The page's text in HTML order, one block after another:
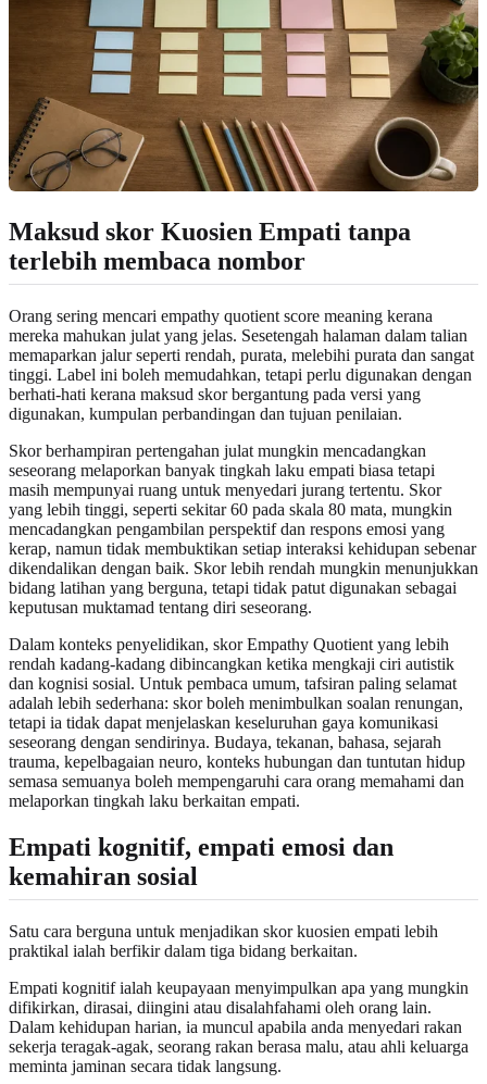
Maksud skor Kuosien Empati tanpa
terlebih membaca nombor
Orang sering mencari empathy quotient score meaning kerana
mereka mahukan julat yang jelas. Sesetengah halaman dalam talian
memaparkan jalur seperti rendah, purata, melebihi purata dan sangat
tinggi. Label ini boleh memudahkan, tetapi perlu digunakan dengan
berhati-hati kerana maksud skor bergantung pada versi yang
digunakan, kumpulan perbandingan dan tujuan penilaian.
Skor berhampiran pertengahan julat mungkin mencadangkan
seseorang melaporkan banyak tingkah laku empati biasa tetapi
masih mempunyai ruang untuk menyedari jurang tertentu. Skor
yang lebih tinggi, seperti sekitar 60 pada skala 80 mata, mungkin
mencadangkan pengambilan perspektif dan respons emosi yang
kerap, namun tidak membuktikan setiap interaksi kehidupan sebenar
dikendalikan dengan baik. Skor lebih rendah mungkin menunjukkan
bidang latihan yang berguna, tetapi tidak patut digunakan sebagai
keputusan muktamad tentang diri seseorang.
Dalam konteks penyelidikan, skor Empathy Quotient yang lebih
rendah kadang-kadang dibincangkan ketika mengkaji ciri autistik
dan kognisi sosial. Untuk pembaca umum, tafsiran paling selamat
adalah lebih sederhana: skor boleh menimbulkan soalan renungan,
tetapi ia tidak dapat menjelaskan keseluruhan gaya komunikasi
seseorang dengan sendirinya. Budaya, tekanan, bahasa, sejarah
trauma, kepelbagaian neuro, konteks hubungan dan tuntutan hidup
semasa semuanya boleh mempengaruhi cara orang memahami dan
melaporkan tingkah laku berkaitan empati.
Empati kognitif, empati emosi dan
kemahiran sosial
Satu cara berguna untuk menjadikan skor kuosien empati lebih
praktikal ialah berfikir dalam tiga bidang berkaitan.
Empati kognitif ialah keupayaan menyimpulkan apa yang mungkin
difikirkan, dirasai, diingini atau disalahfahami oleh orang lain.
Dalam kehidupan harian, ia muncul apabila anda menyedari rakan
sekerja teragak-agak, seorang rakan berasa malu, atau ahli keluarga
meminta jaminan secara tidak langsung.